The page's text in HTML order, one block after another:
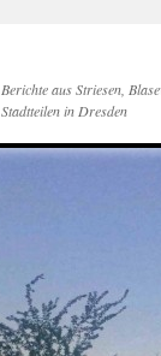
Berichte aus Striesen,
Stadtteilen in Dresden